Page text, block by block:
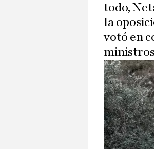
todo,
la
votó en